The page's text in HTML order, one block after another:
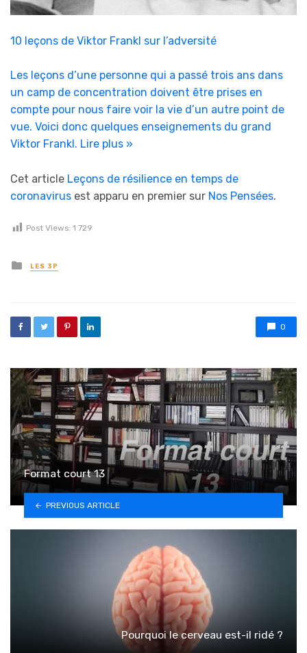
10 leçons de Viktor Frankl sur l’adversité
Les leçons d’une personne qui a passé trois ans dans
un camp de concentration doivent être prises en
compte pour nous faire voir la vie d’un autre point de
vue. Voici donc quelques enseignements du grand
Viktor Frankl. Lire plus »
Cet article Leçons de résilience en temps de
coronavirus est apparu en premier sur Nos Pensées.
Post Views: 1 729
Posted in
LES 3P
0
Format court 13
PREVIOUS ARTICLE
Pourquoi le cerveau est-il ridé ?